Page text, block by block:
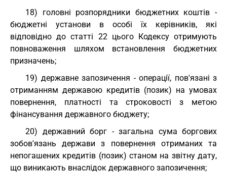
18) головні розпорядники бюджетних коштів -
бюджетні установи в особі їх керівників, які
відповідно до статті 22 цього Кодексу отримують
повноваження шляхом встановлення бюджетних
призначень;
19) державне запозичення - операції, пов'язані з
отриманням державою кредитів (позик) на умовах
повернення, платності та строковості з метою
фінансування державного бюджету;
20) державний борг - загальна сума боргових
зобов'язань держави з повернення отриманих та
непогашених кредитів (позик) станом на звітну дату,
що виникають внаслідок державного запозичення;